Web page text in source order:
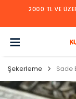
2000 TL VE
Şekerleme Sade